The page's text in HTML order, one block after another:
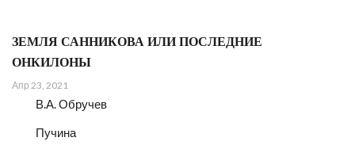
ЗЕМЛЯ САННИКОВА ИЛИ ПОСЛЕДНИЕ
ОНКИЛОНЫ
Апр 23, 2021
В.А. Обручев
Пучина